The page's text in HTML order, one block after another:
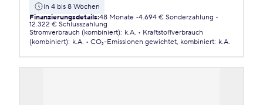
in 4 bis 8 Wochen
Finanzierungsdetails:48 Monate 4.694 € Sonderzahlung
12.322 € Schlusszahlung
Stromverbrauch (kombiniert): k.A.
Kraftstoffverbrauch
(kombiniert): k.A. CO₂-Emissionen gewichtet, kombiniert: k.A.